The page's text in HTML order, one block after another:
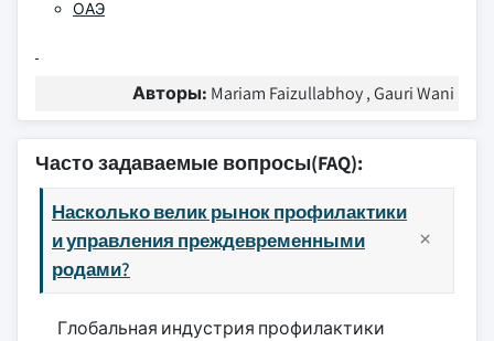
ОАЭ
Авторы: Mariam Faizullabhoy , Gauri Wani
Часто задаваемые вопросы(FAQ):
Насколько велик рынок профилактики
и управления преждевременными
родами?
Глобальная индустрия профилактики